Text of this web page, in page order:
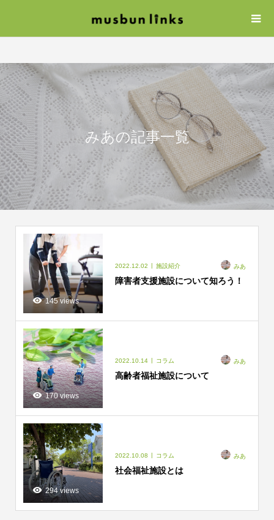
みあの記事一覧
145 views
2022.12.02 施設紹介 みあ
障害者支援施設について知ろう！
170 views
2022.10.14 コラム みあ
高齢者福祉施設について
294 views
2022.10.08 コラム みあ
社会福祉施設とは